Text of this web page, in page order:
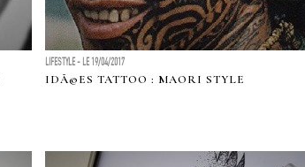
LIFESTYLE - LE 19/04/2017
IDÃ©ES TATTOO : MAORI STYLE